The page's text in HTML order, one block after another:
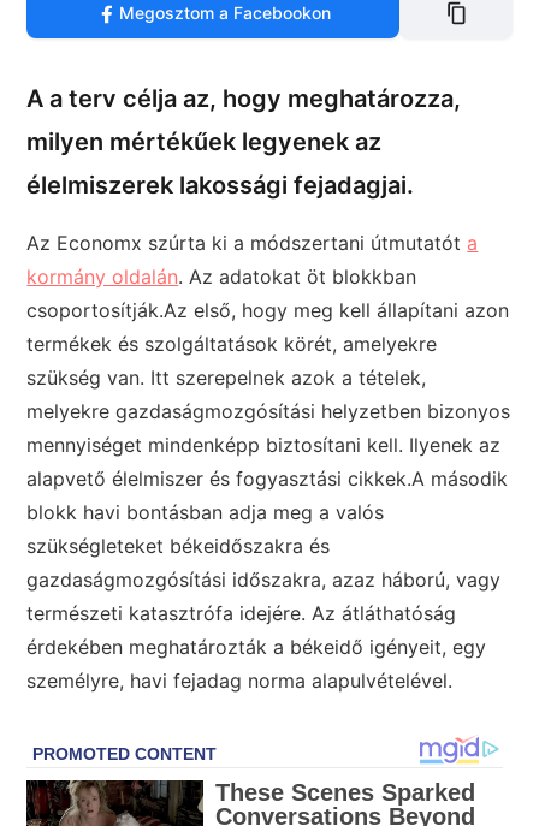
Megosztom a Facebookon
A a terv célja az, hogy meghatározza,
milyen mértékűek legyenek az
élelmiszerek lakossági fejadagjai.
Az Economx szúrta ki a módszertani útmutatót a
kormány oldalán. Az adatokat öt blokkban
csoportosítják.Az első, hogy meg kell állapítani azon
termékek és szolgáltatások körét, amelyekre
szükség van. Itt szerepelnek azok a tételek,
melyekre gazdaságmozgósítási helyzetben bizonyos
mennyiséget mindenképp biztosítani kell. Ilyenek az
alapvető élelmiszer és fogyasztási cikkek.A második
blokk havi bontásban adja meg a valós
szükségleteket békeidőszakra és
gazdaságmozgósítási időszakra, azaz háború, vagy
természeti katasztrófa idejére. Az átláthatóság
érdekében meghatározták a békeidő igényeit, egy
személyre, havi fejadag norma alapulvételével.